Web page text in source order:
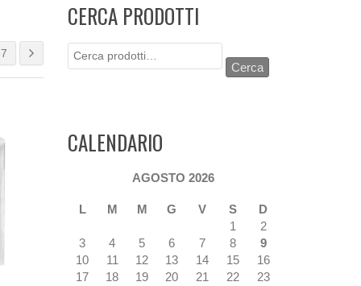
CERCA PRODOTTI
Cerca:
Cerca
CALENDARIO
AGOSTO 2026
L M M G V S
D
1
2
3
4 5 6 7 8
9
10
11 12 13 14 15
16
17
18 19 20 21 22
23